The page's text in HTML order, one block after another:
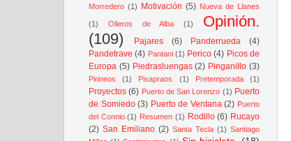
Morredero (1) Motivación (5) Nueva de Llanes
(1) Olleros de Alba (1)
Opinión.
(109)
Pajares (6) Panderrueda
(4)
Pandetrave (4) Pantani (1) Perico (4) Picos de
Europa (5) Piedrasluengas (2) Pinganillo (3)
Pirineos (1) Pisapraos (1) Pretemporada (1)
Proyectos (6) Puerto de San Lorenzo (1) Puerto
de Somiedo (3) Puerto de Ventana (2) Puerto
del Connio (1) Resumen (1) Rodillo (6) Rucayo
(2) San Emiliano (2) Santa Tecla (1) Santiago